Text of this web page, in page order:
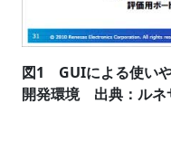
図1 GUIによる使い
開発環境 出典：ルネ